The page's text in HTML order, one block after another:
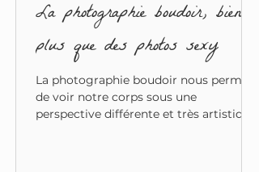
La photographie boudoir, bien
plus que des photos sexy
La photographie boudoir nous permet
de voir notre corps sous une
perspective différente et très artistique.